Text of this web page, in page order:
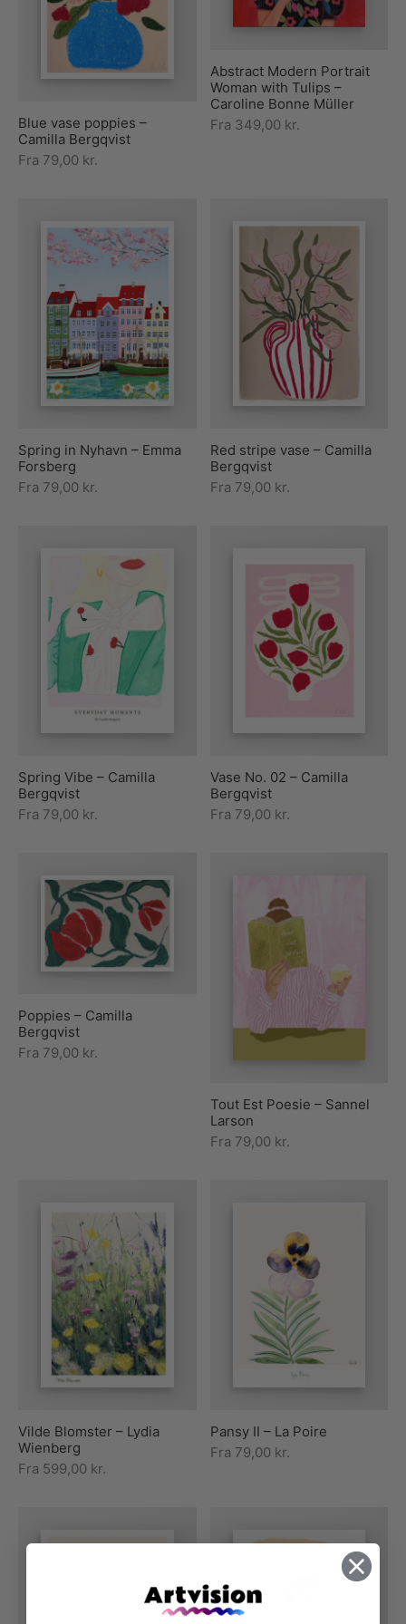
Blue vase poppies –
Camilla Bergqvist
Fra 79,00 kr.
Abstract Modern Portrait
Woman with Tulips –
Caroline Bonne Müller
Fra 349,00 kr.
Spring in Nyhavn – Emma
Forsberg
Fra 79,00 kr.
Red stripe vase – Camilla
Bergqvist
Fra 79,00 kr.
Spring Vibe – Camilla
Bergqvist
Fra 79,00 kr.
Vase No. 02 – Camilla
Bergqvist
Fra 79,00 kr.
Poppies – Camilla
Bergqvist
Fra 79,00 kr.
Tout Est Poesie – Sannel
Larson
Fra 79,00 kr.
Vilde Blomster – Lydia
Wienberg
Fra 599,00 kr.
Pansy II – La Poire
Fra 79,00 kr.
plakater
i pastelfarver
plakater
til sommerhuset
plakater
med kvinder